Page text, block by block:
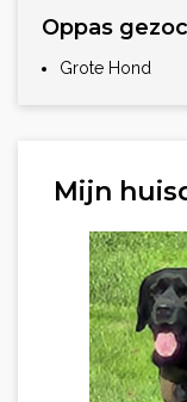
Oppas
Grote Hond
Mijn